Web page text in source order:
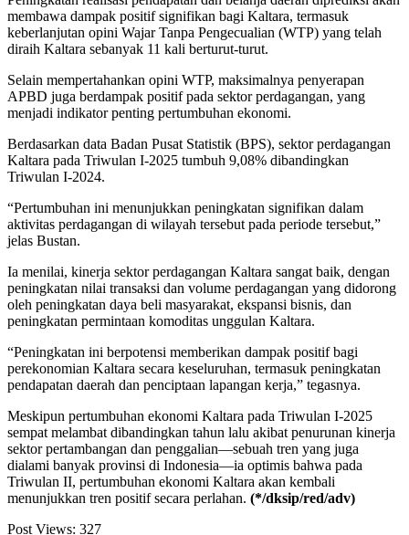
membawa dampak positif signifikan bagi Kaltara, termasuk
keberlanjutan opini Wajar Tanpa Pengecualian (WTP) yang telah
diraih Kaltara sebanyak 11 kali berturut-turut.
Selain mempertahankan opini WTP, maksimalnya penyerapan
APBD juga berdampak positif pada sektor perdagangan, yang
menjadi indikator penting pertumbuhan ekonomi.
Berdasarkan data Badan Pusat Statistik (BPS), sektor perdagangan
Kaltara pada Triwulan I-2025 tumbuh 9,08% dibandingkan
Triwulan I-2024.
“Pertumbuhan ini menunjukkan peningkatan signifikan dalam
aktivitas perdagangan di wilayah tersebut pada periode tersebut,”
jelas Bustan.
Ia menilai, kinerja sektor perdagangan Kaltara sangat baik, dengan
peningkatan nilai transaksi dan volume perdagangan yang didorong
oleh peningkatan daya beli masyarakat, ekspansi bisnis, dan
peningkatan permintaan komoditas unggulan Kaltara.
“Peningkatan ini berpotensi memberikan dampak positif bagi
perekonomian Kaltara secara keseluruhan, termasuk peningkatan
pendapatan daerah dan penciptaan lapangan kerja,” tegasnya.
Meskipun pertumbuhan ekonomi Kaltara pada Triwulan I-2025
sempat melambat dibandingkan tahun lalu akibat penurunan kinerja
sektor pertambangan dan penggalian—sebuah tren yang juga
dialami banyak provinsi di Indonesia—ia optimis bahwa pada
Triwulan II, pertumbuhan ekonomi Kaltara akan kembali
menunjukkan tren positif secara perlahan. (*/dksip/red/adv)
Post Views: 327